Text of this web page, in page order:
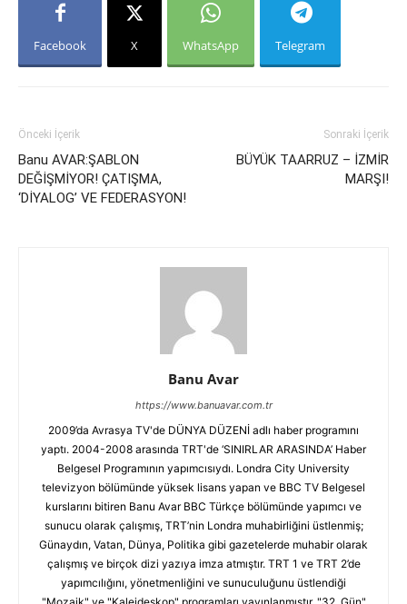
Facebook X WhatsApp Telegram
Önceki İçerik
Banu AVAR:ŞABLON
DEĞİŞMİYOR! ÇATIŞMA,
‘DİYALOG’ VE FEDERASYON!
Sonraki İçerik
BÜYÜK TAARRUZ – İZMİR
MARŞI!
Banu Avar
https://www.banuavar.com.tr
2009’da Avrasya TV'de DÜNYA DÜZENİ adlı haber programını
yaptı. 2004-2008 arasında TRT'de ‘SINIRLAR ARASINDA’ Haber
Belgesel Programının yapımcısıydı. Londra City University
televizyon bölümünde yüksek lisans yapan ve BBC TV Belgesel
kurslarını bitiren Banu Avar BBC Türkçe bölümünde yapımcı ve
sunucu olarak çalışmış, TRT’nin Londra muhabirliğini üstlenmiş;
Günaydın, Vatan, Dünya, Politika gibi gazetelerde muhabir olarak
çalışmış ve birçok dizi yazıya imza atmıştır. TRT 1 ve TRT 2’de
yapımcılığını, yönetmenliğini ve sunuculuğunu üstlendiği